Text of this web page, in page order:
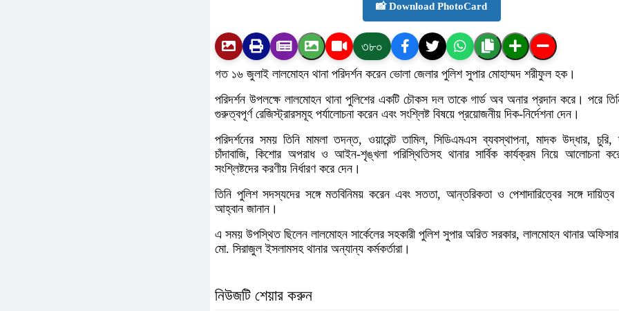
📸 Download PhotoCard
৩৮০
গত ১৬ জুলাই লালমোহন থানা পরিদর্শন করেন ভোলা জেলার পুলিশ সুপার মোহাম্মদ শরীফুল হক।
পরিদর্শন উপলক্ষে লালমোহন থানা পুলিশের একটি চৌকস দল তাকে গার্ড অব অনার প্রদান করে। পরে
গুরুত্বপূর্ণ রেজিস্ট্রারসমূহ পর্যালোচনা করেন এবং সংশ্লিষ্ট বিষয়ে প্রয়োজনীয় দিক-নির্দেশনা দেন।
পরিদর্শনের সময় তিনি মামলা তদন্ত, ওয়ারেন্ট তামিল, সিডিএমএস ব্যবস্থাপনা, মাদক উদ্ধার, চুরি,
চাঁদাবাজি, কিশোর অপরাধ ও আইন-শৃঙ্খলা পরিস্থিতিসহ থানার সার্বিক কার্যক্রম নিয়ে আলোচনা
সংশ্লিষ্টদের করণীয় নির্ধারণ করে দেন।
তিনি পুলিশ সদস্যদের সঙ্গে মতবিনিময় করেন এবং সততা, আন্তরিকতা ও পেশাদারিত্বের সঙ্গে দায়িত্ব
আহ্বান জানান।
এ সময় উপস্থিত ছিলেন লালমোহন সার্কেলের সহকারী পুলিশ সুপার অরিত সরকার, লালমোহন থানার অফিসার
মো. সিরাজুল ইসলামসহ থানার অন্যান্য কর্মকর্তারা।
নিউজটি শেয়ার করুন